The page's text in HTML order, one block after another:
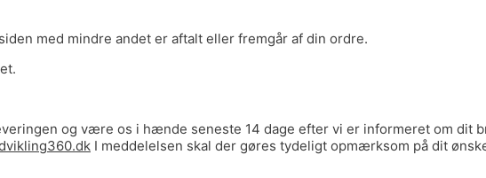
med mindre andet er aftalt eller fremgår af din ordre.
og være os i hænde seneste 14 dage efter vi er informeret om dit
I meddelelsen skal der gøres tydeligt opmærksom på dit